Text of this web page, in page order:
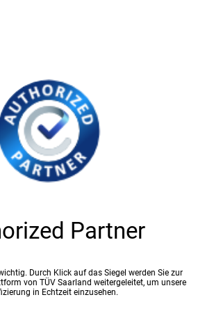
Partner
Durch Klick auf das Siegel werden Sie zur
von TÜV Saarland weitergeleitet, um unsere
in Echtzeit einzusehen.